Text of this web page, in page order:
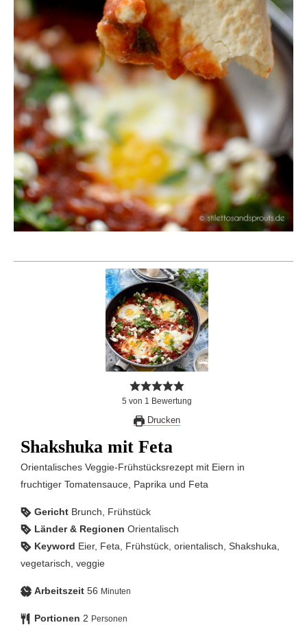
5 von 1 Bewertung
Drucken
Shakshuka mit Feta
Orientalisches Veggie-Frühstücksrezept mit Eiern in
fruchtiger Tomatensauce, Paprika und Feta
Gericht Brunch, Frühstück
Länder & Regionen Orientalisch
Keyword Eier, Feta, Frühstück, orientalisch, Shakshuka,
vegetarisch, veggie
Arbeitszeit 56 Minuten
Portionen 2 Personen